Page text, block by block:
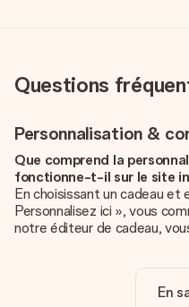
Questions
Personnalisation &
Que comprend la
fonctionne-t-il sur le site
En choisissant un cadeau et
Personnalisez ici », vous
notre éditeur de cadeau,
unique pour ajouter une
En